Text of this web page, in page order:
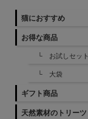
猫におすすめ
お得な商品
└ お試しセット
└ 大袋
ギフト商品
天然素材のトリーツ